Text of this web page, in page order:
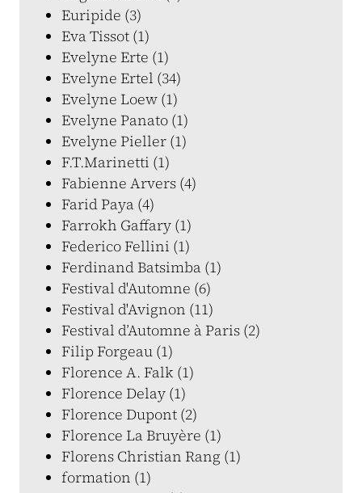
Euripide (3)
Eva Tissot (1)
Evelyne Erte (1)
Evelyne Ertel (34)
Evelyne Loew (1)
Evelyne Panato (1)
Evelyne Pieller (1)
F.T.Marinetti (1)
Fabienne Arvers (4)
Farid Paya (4)
Farrokh Gaffary (1)
Federico Fellini (1)
Ferdinand Batsimba (1)
Festival d'Automne (6)
Festival d'Avignon (11)
Festival d’Automne à Paris (2)
Filip Forgeau (1)
Florence A. Falk (1)
Florence Delay (1)
Florence Dupont (2)
Florence La Bruyère (1)
Florens Christian Rang (1)
formation (1)